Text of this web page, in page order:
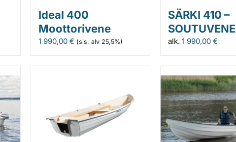
Ideal 400
Moottorivene
1 990,00€ (sis. alv 25,5%)
SÄRKI 410 –
SOUTUVENE
alk. 1 990,00 €